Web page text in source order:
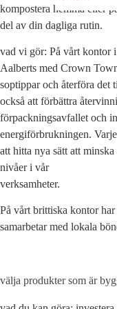
kompostera hemma eller
del av din dagliga rutin.
vad vi gör: På vårt kontor
Aalberts med Crown
soptippar och återföra det
också att förbättra
förpackningsavfallet och
energiförbrukningen.
att hitta nya sätt att
nivåer i vår
verksamheter.
På vårt brittiska kontor
samarbetar med lokala
välja produkter som är